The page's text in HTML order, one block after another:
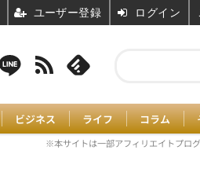
ビジネス ライフ コラム
※本サイトは一部アフィリエイトプロ
ユーザー登録 ログイン